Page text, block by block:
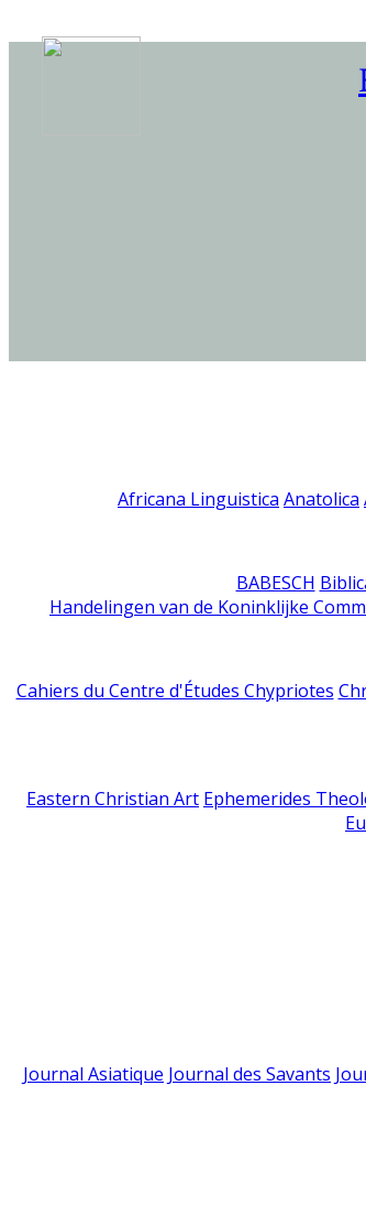
Africana Linguistica Anatolica
BABESCH
Handelingen van de Koninklijke
Cahiers du Centre d'Études Chypriotes
Eastern Christian Art Ephemerides
Journal Asiatique Journal des Savants